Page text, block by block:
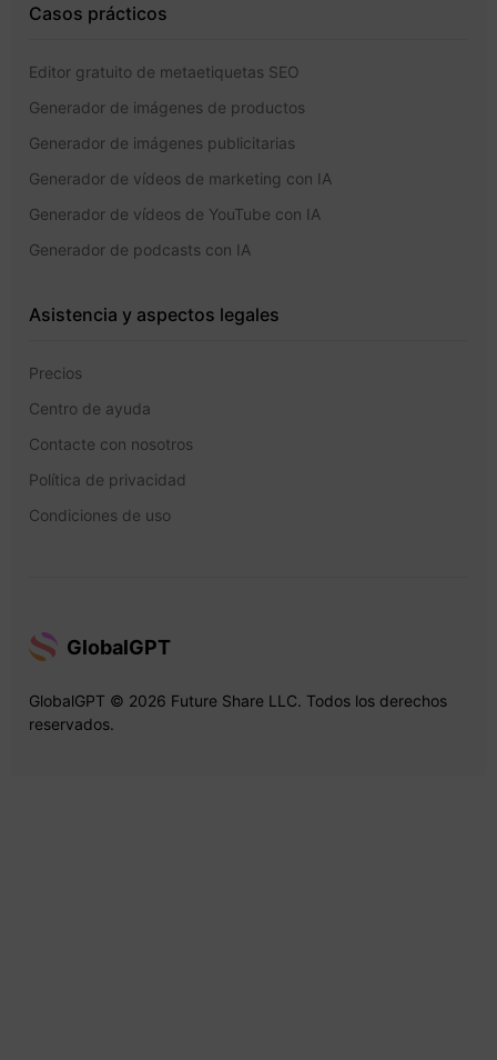
Casos prácticos
Editor gratuito de metaetiquetas SEO
Generador de imágenes de productos
Generador de imágenes publicitarias
Generador de vídeos de marketing con IA
Generador de vídeos de YouTube con IA
Generador de podcasts con IA
Asistencia y aspectos legales
Precios
Centro de ayuda
Contacte con nosotros
Política de privacidad
Condiciones de uso
GlobalGPT
GlobalGPT © 2026 Future Share LLC. Todos los derechos
reservados.